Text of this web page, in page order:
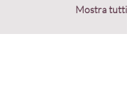
Mostra tutti